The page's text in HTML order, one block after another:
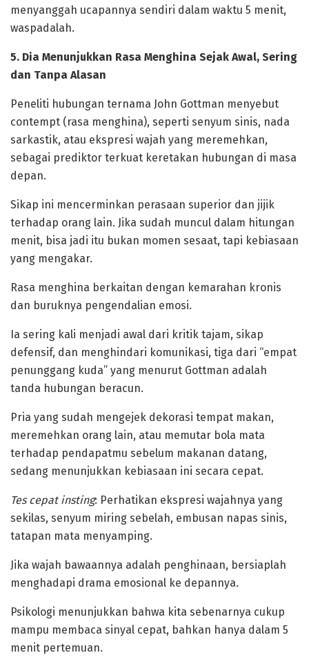
menyanggah ucapannya sendiri dalam waktu 5 menit,
waspadalah.
‎5. Dia Menunjukkan Rasa Menghina Sejak Awal, Sering
dan Tanpa Alasan
‎Peneliti hubungan ternama John Gottman menyebut
contempt (rasa menghina), seperti senyum sinis, nada
sarkastik, atau ekspresi wajah yang meremehkan,
sebagai prediktor terkuat keretakan hubungan di masa
depan.
Sikap ini mencerminkan perasaan superior dan jijik
terhadap orang lain. Jika sudah muncul dalam hitungan
menit, bisa jadi itu bukan momen sesaat, tapi kebiasaan
yang mengakar.
Rasa menghina berkaitan dengan kemarahan kronis
dan buruknya pengendalian emosi.
‎Ia sering kali menjadi awal dari kritik tajam, sikap
defensif, dan menghindari komunikasi, tiga dari “empat
penunggang kuda” yang menurut Gottman adalah
tanda hubungan beracun.
Pria yang sudah mengejek dekorasi tempat makan,
meremehkan orang lain, atau memutar bola mata
terhadap pendapatmu sebelum makanan datang,
sedang menunjukkan kebiasaan ini secara cepat.
‎Tes cepat insting: Perhatikan ekspresi wajahnya yang
sekilas, senyum miring sebelah, embusan napas sinis,
tatapan mata menyamping.
Jika wajah bawaannya adalah penghinaan, bersiaplah
menghadapi drama emosional ke depannya.
‎Psikologi menunjukkan bahwa kita sebenarnya cukup
mampu membaca sinyal cepat, bahkan hanya dalam 5
menit pertemuan.